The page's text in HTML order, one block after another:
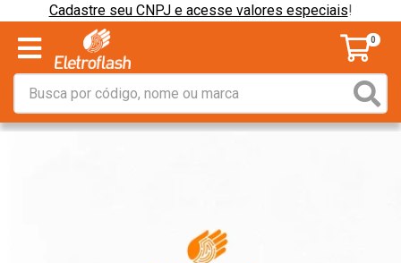
Cadastre seu CNPJ e acesse valores especiais!
0